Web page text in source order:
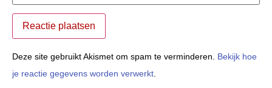
Deze site gebruikt Akismet om spam te verminderen. Bekijk hoe
je reactie gegevens worden verwerkt